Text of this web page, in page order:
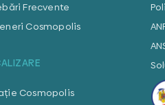
Frecvente
Cosmopolis
Cosmopolis